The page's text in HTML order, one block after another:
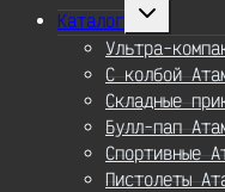
Каталог
Переключить
меню
Ультра-
С колбой
Складные
Булл-пап
Спортивные
Пистолеты